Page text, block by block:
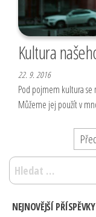
Kultura
22. 9. 2016
Pod pojmem kultura se
Můžeme jej použít v
Stránkování
příspěvků
Vyhledávání
NEJNOVĚJŠÍ PŘÍSPĚVKY